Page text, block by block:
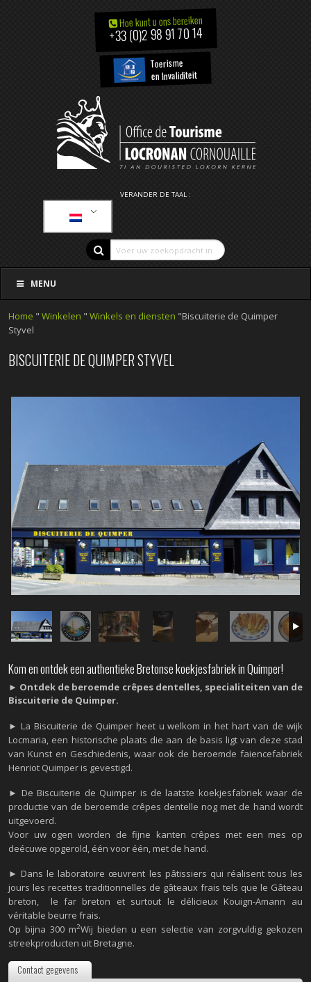
Hoe kunt u ons bereiken
+33 (0)2 98 91 70 14
Toerisme
en Invaliditeit
VERANDER DE TAAL :
MENU
Home "Winkelen "Winkels en diensten "Biscuiterie de Quimper
Styvel
BISCUITERIE DE QUIMPER STYVEL
Kom en ontdek een authentieke Bretonse koekjesfabriek in Quimper!
► Ontdek de beroemde crêpes dentelles, specialiteiten van de
Biscuiterie de Quimper.
► La Biscuiterie de Quimper heet u welkom in het hart van de wijk
Locmaria, een historische plaats die aan de basis ligt van deze stad
van Kunst en Geschiedenis, waar ook de beroemde faiencefabriek
Henriot Quimper is gevestigd.
► De Biscuiterie de Quimper is de laatste koekjesfabriek waar de
productie van de beroemde crêpes dentelle nog met de hand wordt
uitgevoerd.
Voor uw ogen worden de fijne kanten crêpes met een mes op
deécuwe opgerold, één voor één, met de hand.
► Dans le laboratoire œuvrent les pâtissiers qui réalisent tous les
jours les recettes traditionnelles de gâteaux frais tels que le Gâteau
breton, le far breton et surtout le délicieux Kouign-Amann au
véritable beurre frais.
Op bijna 300 m2Wij bieden u een selectie van zorgvuldig gekozen
streekproducten uit Bretagne.
Contact gegevens